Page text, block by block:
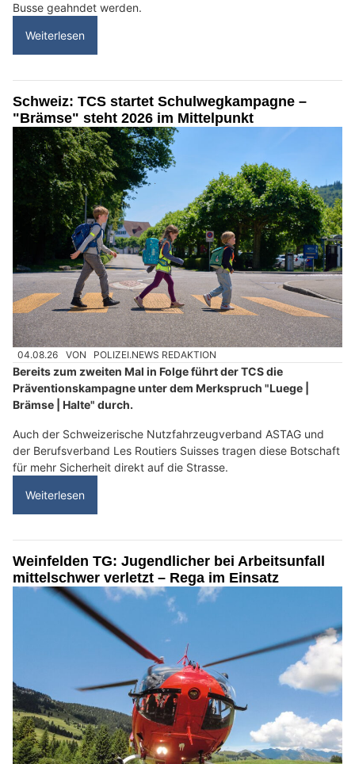
Busse geahndet werden.
Weiterlesen
Schweiz: TCS startet Schulwegkampagne –
"Brämse" steht 2026 im Mittelpunkt
04.08.26 VON POLIZEI.NEWS REDAKTION
Bereits zum zweiten Mal in Folge führt der TCS die
Präventionskampagne unter dem Merkspruch "Luege |
Brämse | Halte" durch.
Auch der Schweizerische Nutzfahrzeugverband ASTAG und
der Berufsverband Les Routiers Suisses tragen diese Botschaft
für mehr Sicherheit direkt auf die Strasse.
Weiterlesen
Weinfelden TG: Jugendlicher bei Arbeitsunfall
mittelschwer verletzt – Rega im Einsatz